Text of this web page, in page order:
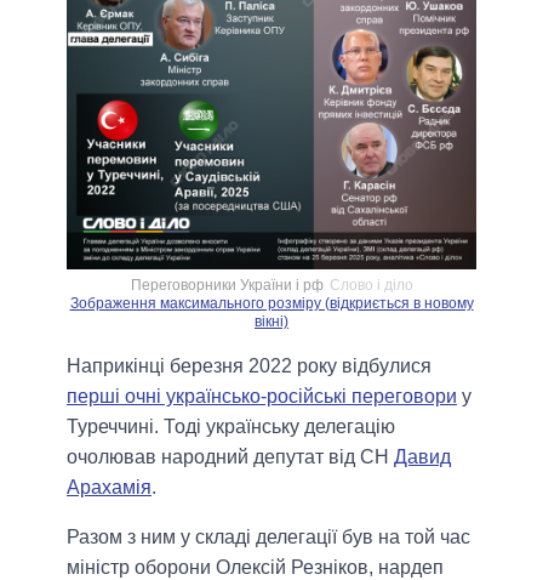
Переговорники України і рф Слово і діло
Зображення максимального розміру (відкриється в новому
вікні)
Наприкінці березня 2022 року відбулися
перші очні українсько-російські переговори у
Туреччині. Тоді українську делегацію
очолював народний депутат від СН Давид
Арахамія.
Разом з ним у складі делегації був на той час
міністр оборони Олексій Резніков, нардеп